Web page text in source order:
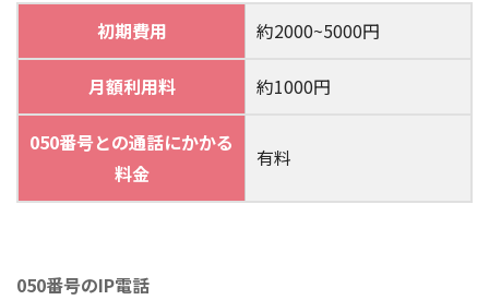
初期費用 約2000~5000円
月額利用料 約1000円
050番号との通話にかかる
料金
有料
050番号のIP電話